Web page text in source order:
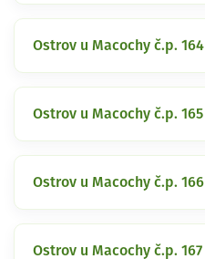
Ostrov u Macochy č.p. 164
Ostrov u Macochy č.p. 165
Ostrov u Macochy č.p. 166
Ostrov u Macochy č.p. 167